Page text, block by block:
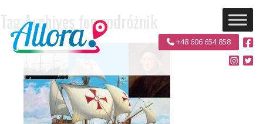
+48 606 654 858
Tag Archives for podróżnik